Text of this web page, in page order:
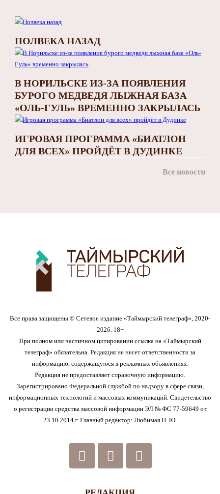
ПОЛВЕКА НАЗАД
В НОРИЛЬСКЕ ИЗ-ЗА ПОЯВЛЕНИЯ
БУРОГО МЕДВЕДЯ ЛЫЖНАЯ БАЗА
«ОЛЬ-ГУЛЬ» ВРЕМЕННО ЗАКРЫЛАСЬ
ИГРОВАЯ ПРОГРАММА «БИАТЛОН
ДЛЯ ВСЕХ» ПРОЙДЁТ В ДУДИНКЕ
Все новости
Все права защищены © Сетевое издание «Таймырский телеграф», 2020-
2026. 18+
При полном или частичном цитировании ссылка на «Таймырский
телеграф» обязательна. Редакция не несет ответственности за
информацию, содержащуюся в рекламных объявлениях.
Редакция не предоставляет справочную информацию.
Зарегистрировано Федеральной службой по надзору в сфере связи,
информационных технологий и массовых коммуникаций. Свидетельство
о регистрации средства массовой информации ЭЛ № ФС 77-59649 от
23.10.2014 г. Главный редактор: Любимая П. Ю.